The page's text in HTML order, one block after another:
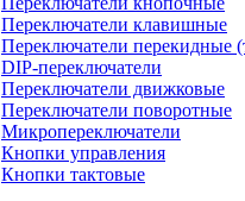
Переключатели клавишные
Переключатели перекидные
DIP-переключатели
Переключатели движковые
Переключатели поворотные
Микропереключатели
Кнопки управления
Кнопки тактовые